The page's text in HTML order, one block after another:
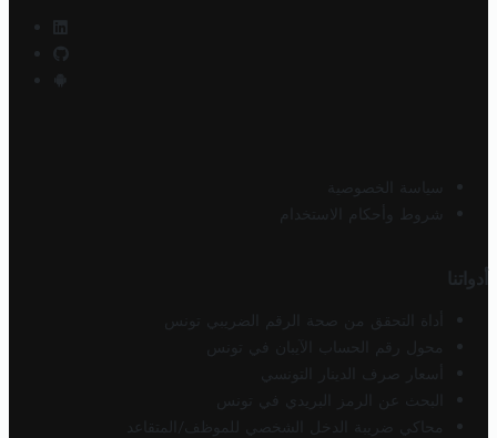
سياسة الخصوصية
شروط وأحكام الاستخدام
أدواتنا
أداة التحقق من صحة الرقم الضريبي تونس
محول رقم الحساب الآيبان في تونس
أسعار صرف الدينار التونسي
البحث عن الرمز البريدي في تونس
محاكي ضريبة الدخل الشخصي للموظف/المتقاعد